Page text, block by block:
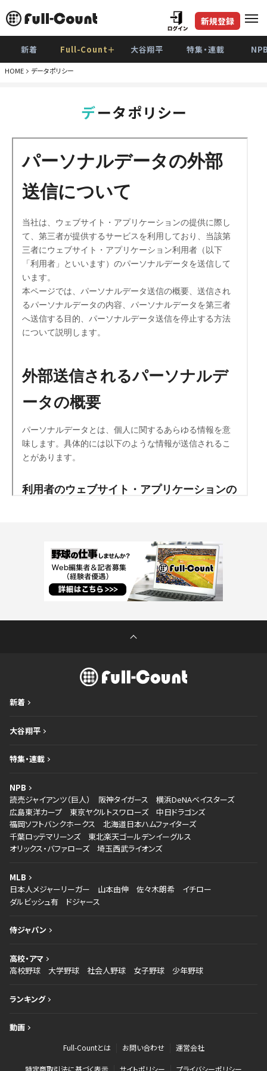
新規登録
新着 Full-Count＋ 大谷翔平 特集・連載
HOME データポリシー
データポリシー
新着
大谷翔平
特集・連載
NPB
読売ジャイアンツ（巨人）
阪神タイガース
横浜DeNAベイスターズ
広島東洋カープ
東京ヤクルトスワローズ
中日ドラゴンズ
福岡ソフトバンクホークス
北海道日本ハムファイターズ
千葉ロッテマリーンズ
東北楽天ゴールデンイーグルス
オリックス・バファローズ
埼玉西武ライオンズ
MLB
日本人メジャーリーガー
山本由伸 佐々木朗希
イチロー
ダルビッシュ有
ドジャース
侍ジャパン
高校・アマ
高校野球
大学野球 社会人野球 女子野球 少年野球
ランキング
動画
Full-Countとは お問い合わせ 運営会社
特定商取引法に基づく表示 サイトポリシー プライバシーポリシー